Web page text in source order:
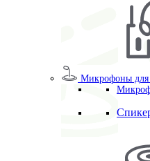
Микрофоны для